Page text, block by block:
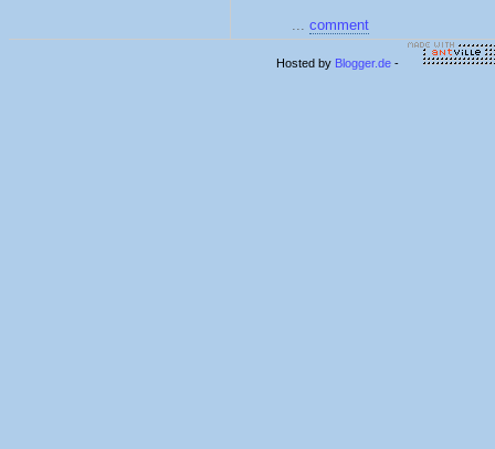
... comment
Hosted by Blogger.de -